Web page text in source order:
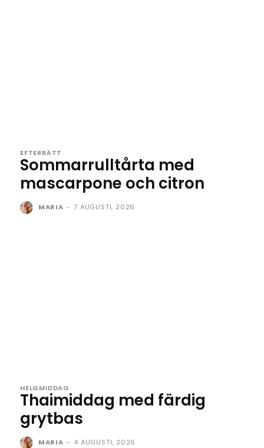
EFTERRÄTT
Sommarrulltårta med
mascarpone och citron
MARIA - 7 AUGUSTI, 2026
HELGMIDDAG
Thaimiddag med färdig
grytbas
MARIA - 4 AUGUSTI, 2026